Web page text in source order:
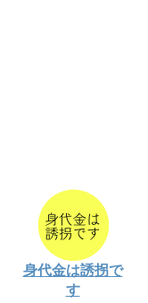
身代金は誘拐で
す